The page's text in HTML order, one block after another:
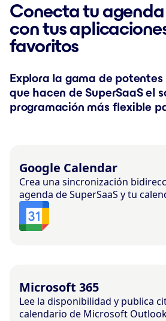
Conecta tu
con tus
favoritos
Explora la gama de
que hacen de SuperSaaS el
programación más flexible
Google Calendar
Crea una sincronización
agenda de SuperSaaS y tu
Microsoft 365
Lee la disponibilidad y publica
calendario de Microsoft